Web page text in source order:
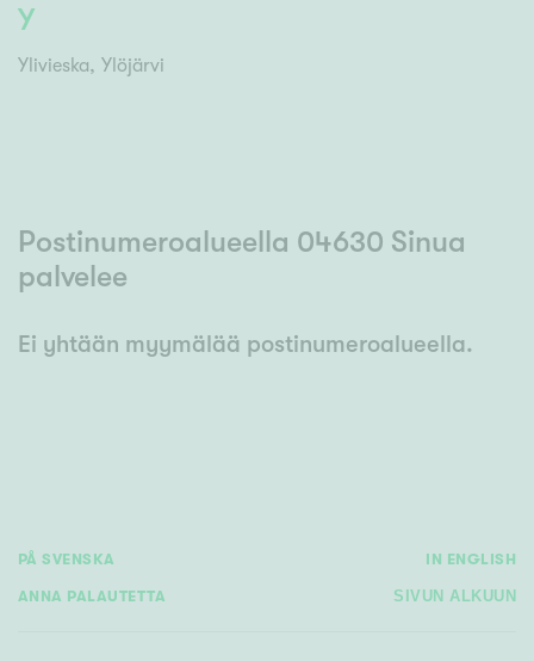
Y
Ylivieska Ylöjärvi
Postinumeroalueella 04630 Sinua
palvelee
Ei yhtään myymälää postinumeroalueella.
PÅ SVENSKA IN ENGLISH
ANNA PALAUTETTA SIVUN ALKUUN